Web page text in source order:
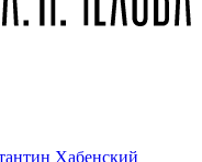
Хабенский